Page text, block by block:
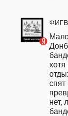
нет,